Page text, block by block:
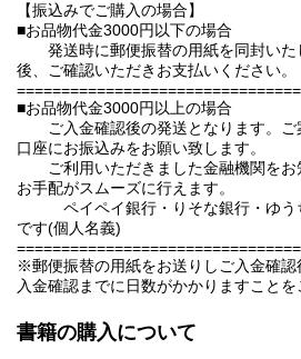
【振込みでご購入の場合】
■お品物代金3000円以下の場合
発送時に郵便振替の用紙を同封いた
後、ご確認いただきお支払いください。
■お品物代金3000円以上の場合
ご入金確認後の発送となります。ご
口座にお振込みをお願い致します。
ご利用いただきました金融機関をお
お手配がスムーズに行えます。
ペイペイ銀行・りそな銀行・ゆう
です(個人名義)
※郵便振替の用紙をお送りしご入金確
入金確認までに日数がかかりますことを
書籍の購入について